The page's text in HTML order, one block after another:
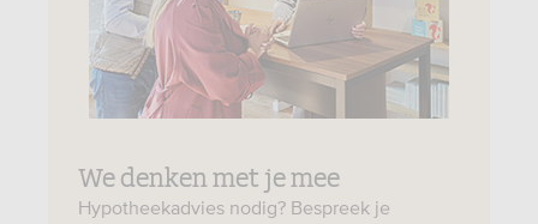
We denken met je mee
Hypotheekadvies nodig? Bespreek je